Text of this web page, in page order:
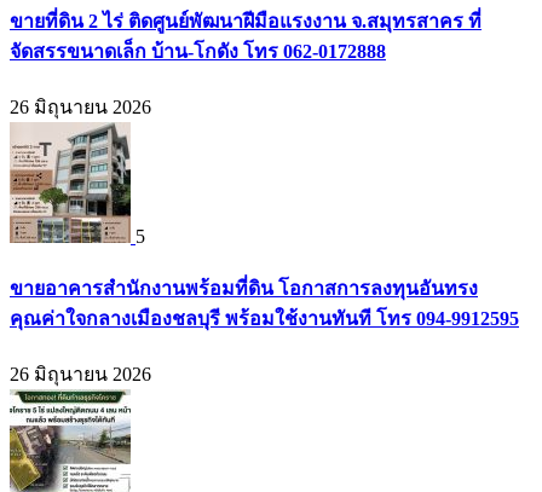
ขายที่ดิน 2 ไร่ ติดศูนย์พัฒนาฝีมือแรงงาน จ.สมุทรสาคร ที่
จัดสรรขนาดเล็ก บ้าน-โกดัง โทร 062-0172888
26 มิถุนายน 2026
5
ขายอาคารสำนักงานพร้อมที่ดิน โอกาสการลงทุนอันทรง
คุณค่าใจกลางเมืองชลบุรี พร้อมใช้งานทันที โทร 094-9912595
26 มิถุนายน 2026